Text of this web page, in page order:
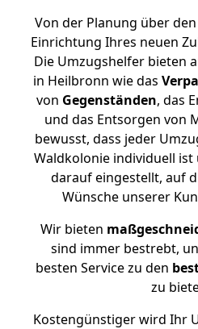
Von der Planung über
Einrichtung Ihres neuen
Die Umzugshelfer bieten
in Heilbronn wie das
von Gegenständen, das
und das Entsorgen von
bewusst, dass jeder
Waldkolonie individuell
darauf eingestellt, auf
Wünsche unserer
Wir bieten
sind immer bestrebt,
besten Service zu den
zu
Kostengünstiger wird Ihr